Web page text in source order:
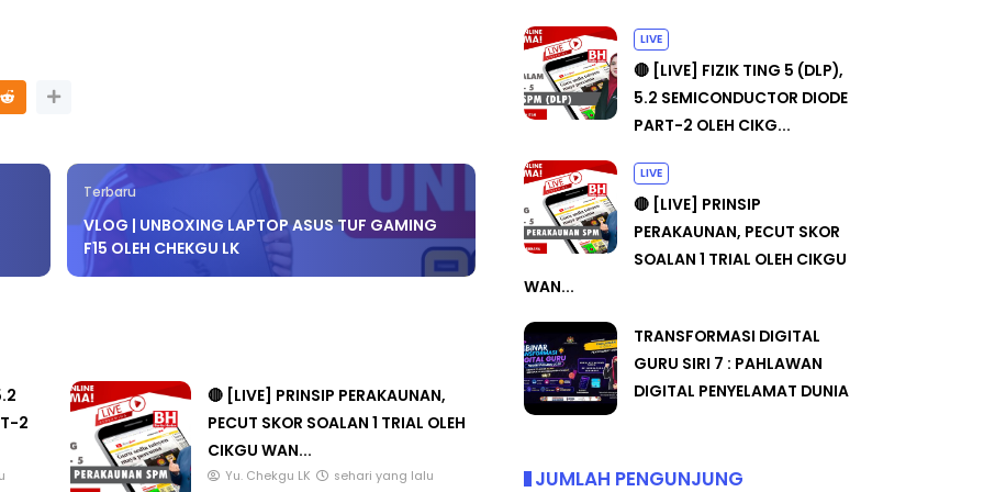
Terbaru
VLOG | UNBOXING LAPTOP ASUS TUF GAMING
F15 OLEH CHEKGU LK
2
🔴 [LIVE] PRINSIP PERAKAUNAN,
PECUT SKOR SOALAN 1 TRIAL OLEH
CIKGU WAN...
Yu. Chekgu LK sehari yang lalu
LIVE
🔴 [LIVE] FIZIK TING 5 (DLP),
5.2 SEMICONDUCTOR DIODE
PART-2 OLEH CIKG...
LIVE
🔴 [LIVE] PRINSIP
PERAKAUNAN, PECUT SKOR
SOALAN 1 TRIAL OLEH CIKGU
WAN...
TRANSFORMASI DIGITAL
GURU SIRI 7 : PAHLAWAN
DIGITAL PENYELAMAT DUNIA
JUMLAH PENGUNJUNG